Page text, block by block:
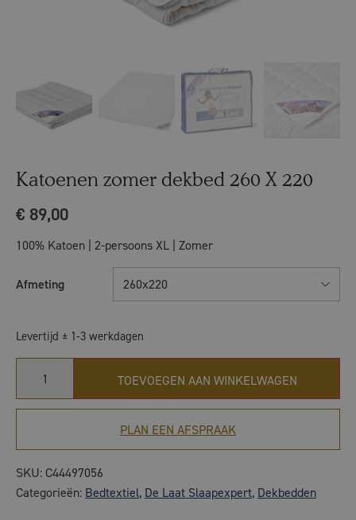
Katoenen zomer dekbed 260 X 220
€ 89,00
100% Katoen | 2-persoons XL | Zomer
Afmeting 260x220
Levertijd ± 1-3 werkdagen
TOEVOEGEN AAN WINKELWAGEN
PLAN EEN AFSPRAAK
SKU: C44497056
Categorieën: Bedtextiel, De Laat Slaapexpert, Dekbedden